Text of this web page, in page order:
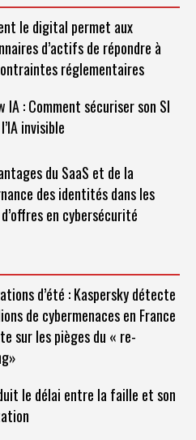
le digital permet aux
d’actifs de répondre à
réglementaires
IA : Comment sécuriser son SI
invisible
du SaaS et de la
des identités dans les
en cybersécurité
d’été : Kaspersky détecte
de cybermenaces en France
sur les pièges du « re-
le délai entre la faille et son